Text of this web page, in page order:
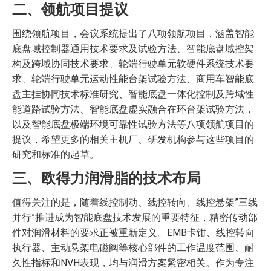
二、领航项目提议
围绕领航项目，会议系统提出了八项领航项目，涵盖智能
底盘域控制器通用技术要求及试验方法、智能底盘域控架
构及跨域协同技术要求、轮端行驶单元软硬件系统技术要
求、轮端行驶单元运动性能台架试验方法、商用车智能底
盘主挂协同技术标准研究、智能底盘一体化控制及跨域性
能道路试验方法、智能底盘虚实融合在环台架试验方法，
以及智能底盘极端环境可靠性试验方法等八项领航项目的
提议，希望更多的相关主机厂、研发机构参与这些项目的
研究和标准的起草。
三、欧得力润滑脂的技术布局
值得关注的是，随着线控制动、线控转向、线控悬架”三线
并行”推进成为智能底盘技术发展的重要特征，精密传动部
件对润滑材料的要求正被重新定义。EMB卡钳、线控转向
执行器、主动悬架电磁阀等核心部件的工作温度范围、耐
久性指标和NVH表现，均与润滑方案紧密相关。作为专注